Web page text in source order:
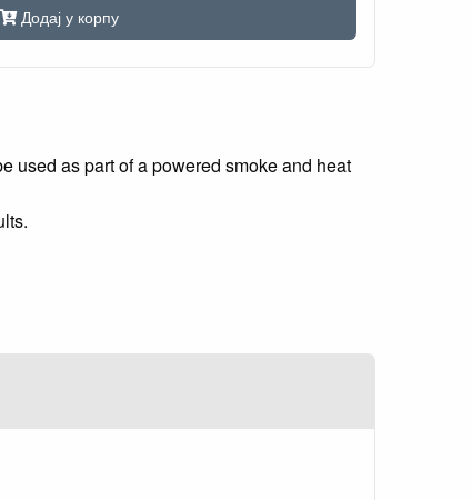
Додај у корпу
used as part of a powered smoke and heat